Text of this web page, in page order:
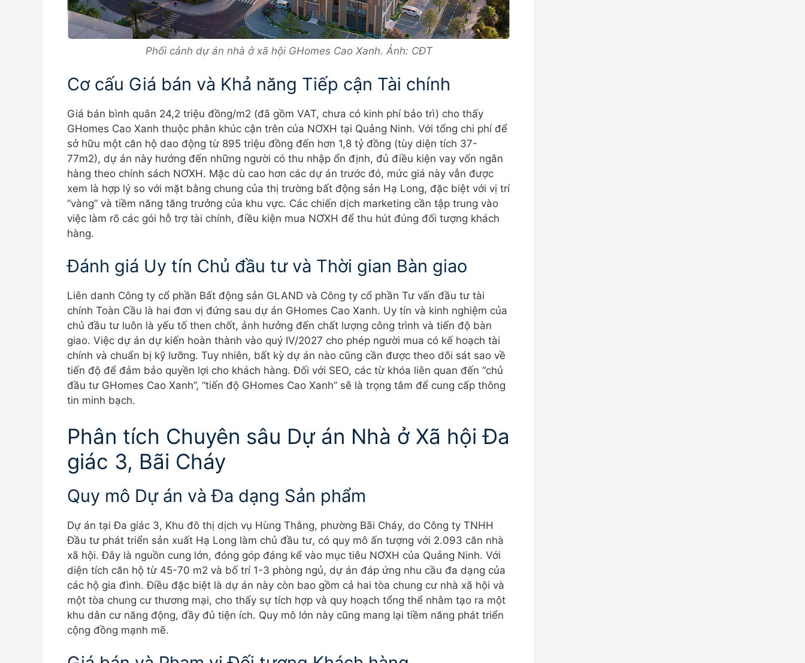
Phối cảnh dự án nhà ở xã hội GHomes Cao Xanh. Ảnh: CĐT
Cơ cấu Giá bán và Khả năng Tiếp cận Tài chính
Giá bán bình quân 24,2 triệu đồng/m2 (đã gồm VAT, chưa có kinh phí bảo trì) cho thấy
GHomes Cao Xanh thuộc phân khúc cận trên của NƠXH tại Quảng Ninh. Với tổng chi phí để
sở hữu một căn hộ dao động từ 895 triệu đồng đến hơn 1,8 tỷ đồng (tùy diện tích 37-
77m2), dự án này hướng đến những người có thu nhập ổn định, đủ điều kiện vay vốn ngân
hàng theo chính sách NƠXH. Mặc dù cao hơn các dự án trước đó, mức giá này vẫn được
xem là hợp lý so với mặt bằng chung của thị trường bất động sản Hạ Long, đặc biệt với vị trí
“vàng” và tiềm năng tăng trưởng của khu vực. Các chiến dịch marketing cần tập trung vào
việc làm rõ các gói hỗ trợ tài chính, điều kiện mua NƠXH để thu hút đúng đối tượng khách
hàng.
Đánh giá Uy tín Chủ đầu tư và Thời gian Bàn giao
Liên danh Công ty cổ phần Bất động sản GLAND và Công ty cổ phần Tư vấn đầu tư tài
chính Toàn Cầu là hai đơn vị đứng sau dự án GHomes Cao Xanh. Uy tín và kinh nghiệm của
chủ đầu tư luôn là yếu tố then chốt, ảnh hưởng đến chất lượng công trình và tiến độ bàn
giao. Việc dự án dự kiến hoàn thành vào quý IV/2027 cho phép người mua có kế hoạch tài
chính và chuẩn bị kỹ lưỡng. Tuy nhiên, bất kỳ dự án nào cũng cần được theo dõi sát sao về
tiến độ để đảm bảo quyền lợi cho khách hàng. Đối với SEO, các từ khóa liên quan đến “chủ
đầu tư GHomes Cao Xanh”, “tiến độ GHomes Cao Xanh” sẽ là trọng tâm để cung cấp thông
tin minh bạch.
Phân tích Chuyên sâu Dự án Nhà ở Xã hội Đa
giác 3, Bãi Cháy
Quy mô Dự án và Đa dạng Sản phẩm
Dự án tại Đa giác 3, Khu đô thị dịch vụ Hùng Thắng, phường Bãi Cháy, do Công ty TNHH
Đầu tư phát triển sản xuất Hạ Long làm chủ đầu tư, có quy mô ấn tượng với 2.093 căn nhà
xã hội. Đây là nguồn cung lớn, đóng góp đáng kể vào mục tiêu NƠXH của Quảng Ninh. Với
diện tích căn hộ từ 45-70 m2 và bố trí 1-3 phòng ngủ, dự án đáp ứng nhu cầu đa dạng của
các hộ gia đình. Điều đặc biệt là dự án này còn bao gồm cả hai tòa chung cư nhà xã hội và
một tòa chung cư thương mại, cho thấy sự tích hợp và quy hoạch tổng thể nhằm tạo ra một
khu dân cư năng động, đầy đủ tiện ích. Quy mô lớn này cũng mang lại tiềm năng phát triển
cộng đồng mạnh mẽ.